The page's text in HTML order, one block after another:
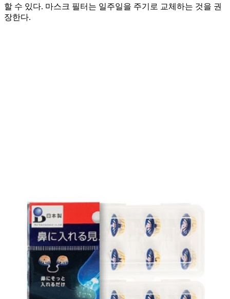
할 수 있다. 마스크 필터는 일주일을 주기로 교체하는 것을 권
장한다.